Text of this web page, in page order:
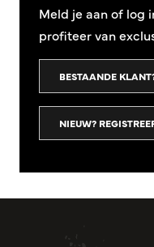
Meld je aan of log
profiteer van
BESTAANDE
NIEUW?